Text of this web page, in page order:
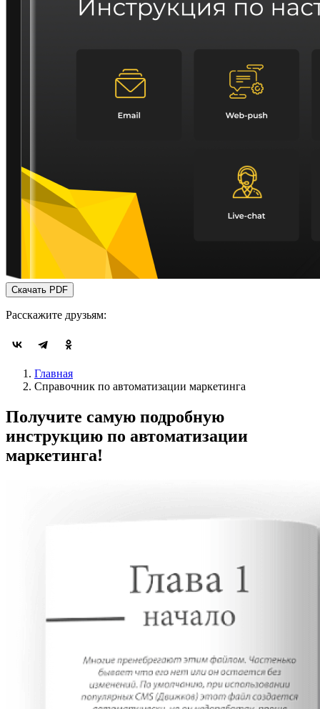
Скачать PDF
Расскажите друзьям:
Главная
Справочник по автоматизации маркетинга
Получите самую подробную
инструкцию по автоматизации
маркетинга!